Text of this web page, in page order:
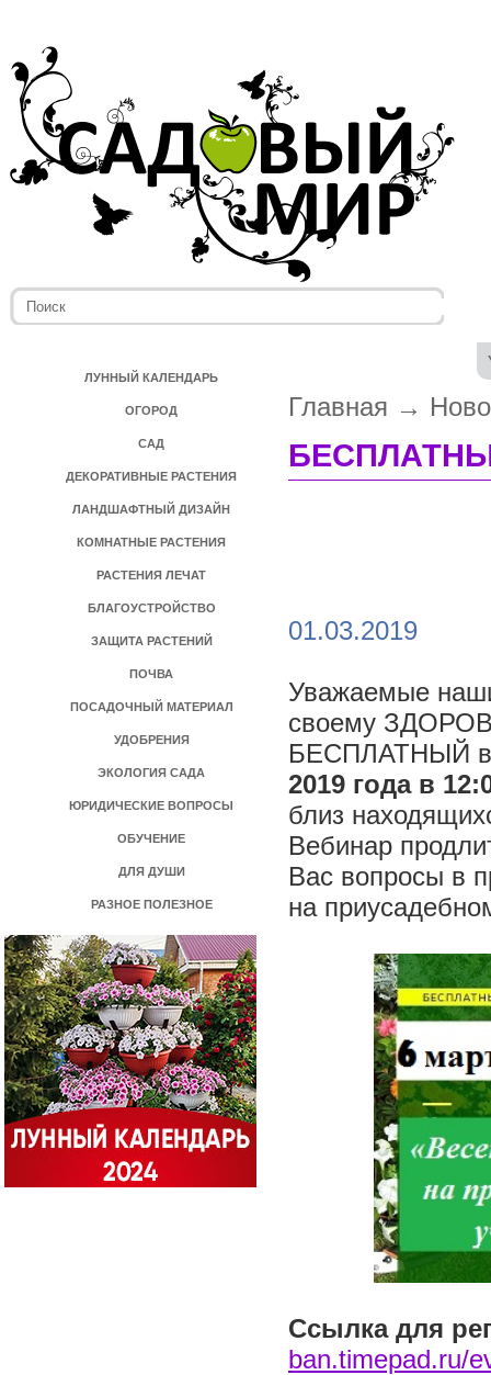
ЛУННЫЙ КАЛЕНДАРЬ
ОГОРОД
САД
ДЕКОРАТИВНЫЕ РАСТЕНИЯ
ЛАНДШАФТНЫЙ ДИЗАЙН
КОМНАТНЫЕ РАСТЕНИЯ
РАСТЕНИЯ ЛЕЧАТ
БЛАГОУСТРОЙСТВО
ЗАЩИТА РАСТЕНИЙ
ПОЧВА
ПОСАДОЧНЫЙ МАТЕРИАЛ
УДОБРЕНИЯ
ЭКОЛОГИЯ САДА
ЮРИДИЧЕСКИЕ ВОПРОСЫ
ОБУЧЕНИЕ
ДЛЯ ДУШИ
РАЗНОЕ ПОЛЕЗНОЕ
Главная →
>
01.03.2019
Уважаемые
своему
БЕСПЛАТНЫЙ
2019 года в
близ
Вебинар
Вас вопросы в
на
Ссылка для
ban.timepad.ru/